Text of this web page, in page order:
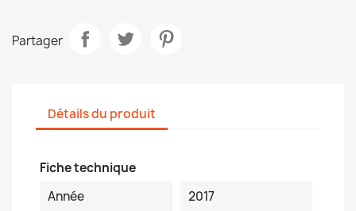
Partager
Détails du produit
Fiche technique
Année
2017